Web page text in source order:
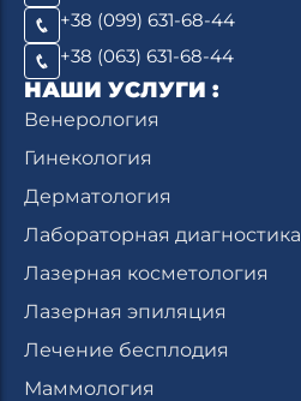
+38 (099) 631-68-44
+38 (063) 631-68-44
НАШИ УСЛУГИ :
Венерология
Гинекология
Дерматология
Лабораторная диагностика
Лазерная косметология
Лазерная эпиляция
Лечение бесплодия
Маммология